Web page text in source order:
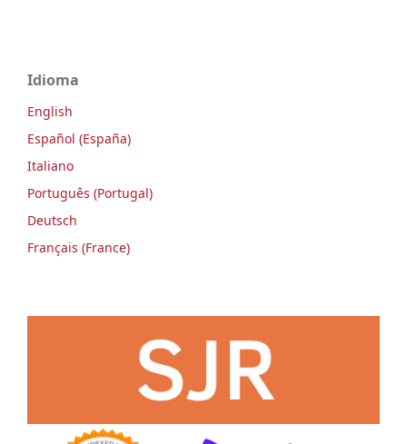
Idioma
English
Español (España)
Italiano
Português (Portugal)
Deutsch
Français (France)